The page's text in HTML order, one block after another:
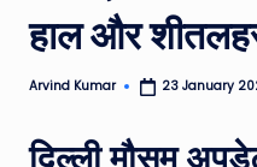
vi
e
N
e
हाल और
Posted
Arvind Kumar 23 January
दिल्ली मौसम